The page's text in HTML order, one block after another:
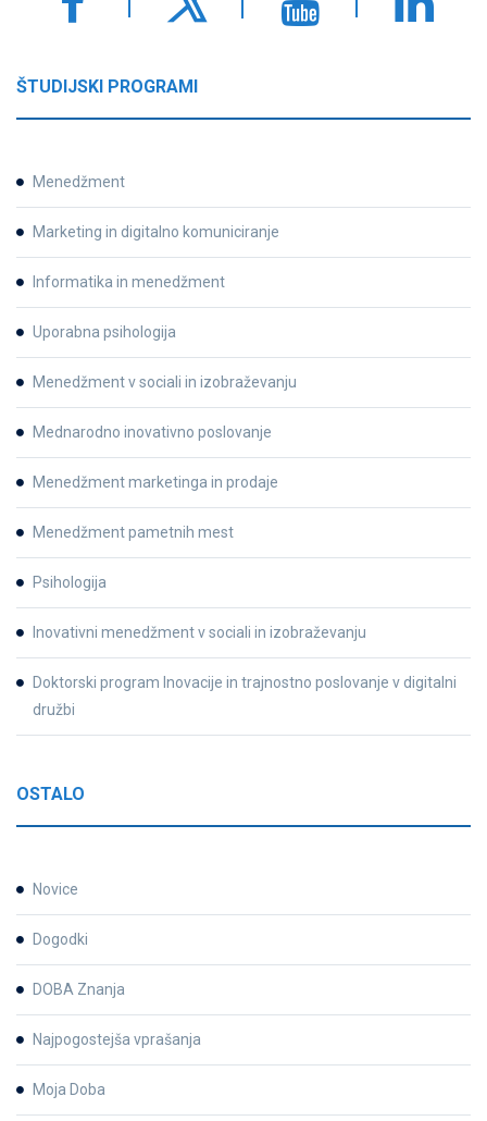
ŠTUDIJSKI PROGRAMI
Menedžment
Marketing in digitalno komuniciranje
Informatika in menedžment
Uporabna psihologija
Menedžment v sociali in izobraževanju
Mednarodno inovativno poslovanje
Menedžment marketinga in prodaje
Menedžment pametnih mest
Psihologija
Inovativni menedžment v sociali in izobraževanju
Doktorski program Inovacije in trajnostno poslovanje v digitalni
družbi
OSTALO
Novice
Dogodki
DOBA Znanja
Najpogostejša vprašanja
Moja Doba